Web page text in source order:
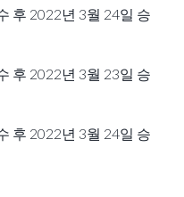
후 2022년 3월 24일 승
후 2022년 3월 23일 승
후 2022년 3월 24일 승